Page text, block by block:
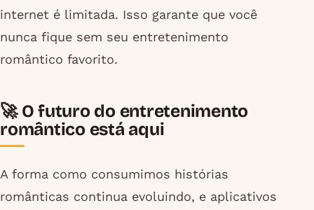
internet é limitada. Isso garante que você
nunca fique sem seu entretenimento
romântico favorito.
🚀 O futuro do entretenimento
romântico está aqui
A forma como consumimos histórias
românticas continua evoluindo, e aplicativos